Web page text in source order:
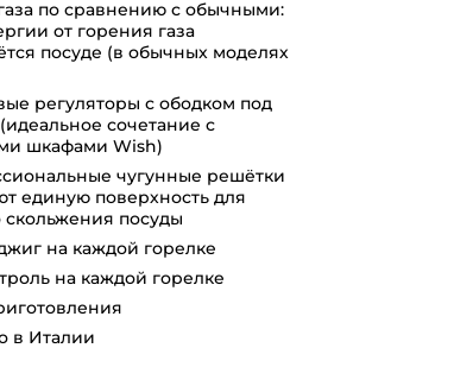
по сравнению с обычными:
от горения газа
посуде (в обычных моделях
регуляторы с ободком под
сочетание с
шкафами Wish)
чугунные решётки
единую поверхность для
скольжения посуды
на каждой горелке
на каждой горелке
в Италии